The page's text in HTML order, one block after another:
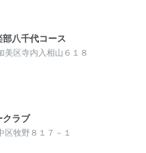
八千代コース
美区寺内入相山６１８
クラブ
牧野８１７－１